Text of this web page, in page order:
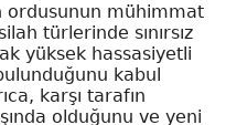
ordusunun mühimmat
türlerinde sınırsız
yüksek hassasiyetli
kabul
karşı tarafın
olduğunu ve yeni